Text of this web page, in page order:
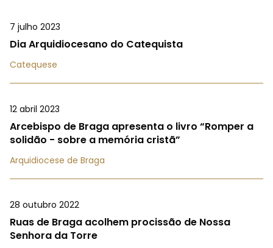
7 julho 2023
Dia Arquidiocesano do Catequista
Catequese
12 abril 2023
Arcebispo de Braga apresenta o livro “Romper a
solidão - sobre a memória cristã”
Arquidiocese de Braga
28 outubro 2022
Ruas de Braga acolhem procissão de Nossa
Senhora da Torre